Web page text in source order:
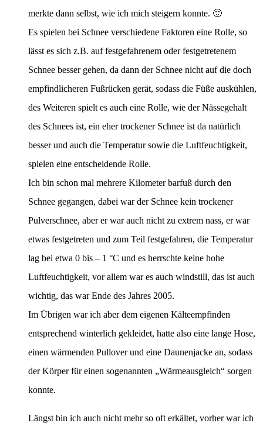
merkte dann selbst, wie ich mich steigern konnte. 🙂
Es spielen bei Schnee verschiedene Faktoren eine Rolle, so
lässt es sich z.B. auf festgefahrenem oder festgetretenem
Schnee besser gehen, da dann der Schnee nicht auf die doch
empfindlicheren Fußrücken gerät, sodass die Füße auskühlen,
des Weiteren spielt es auch eine Rolle, wie der Nässegehalt
des Schnees ist, ein eher trockener Schnee ist da natürlich
besser und auch die Temperatur sowie die Luftfeuchtigkeit,
spielen eine entscheidende Rolle.
Ich bin schon mal mehrere Kilometer barfuß durch den
Schnee gegangen, dabei war der Schnee kein trockener
Pulverschnee, aber er war auch nicht zu extrem nass, er war
etwas festgetreten und zum Teil festgefahren, die Temperatur
lag bei etwa 0 bis – 1 °C und es herrschte keine hohe
Luftfeuchtigkeit, vor allem war es auch windstill, das ist auch
wichtig, das war Ende des Jahres 2005.
Im Übrigen war ich aber dem eigenen Kälteempfinden
entsprechend winterlich gekleidet, hatte also eine lange Hose,
einen wärmenden Pullover und eine Daunenjacke an, sodass
der Körper für einen sogenannten „Wärmeausgleich“ sorgen
konnte.
Längst bin ich auch nicht mehr so oft erkältet, vorher war ich